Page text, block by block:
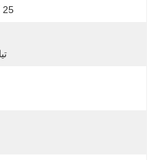
25 كجم / كيس ، حسب طلب العملاء